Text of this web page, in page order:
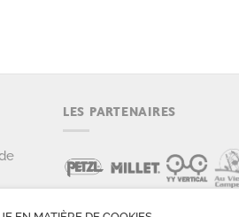
LES PARTENAIRES